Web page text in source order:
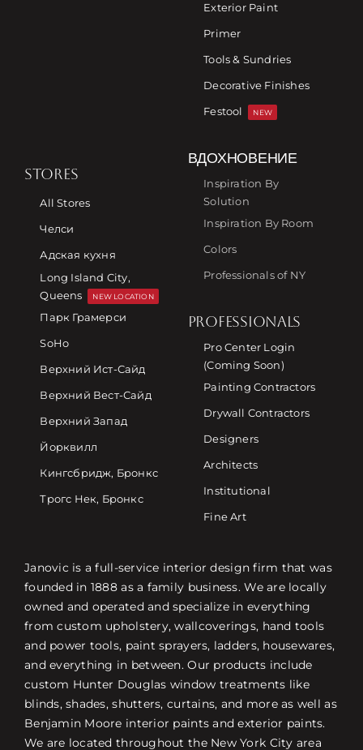
Exterior Paint
Primer
Tools & Sundries
Decorative Finishes
Festool
NEW
STORES
All Stores
Челси
Адская кухня
Long Island City,
Queens
NEW LOCATION
Парк Грамерси
SoHo
Верхний Ист-Сайд
Верхний Вест-Сайд
Верхний Запад
Йорквилл
Кингсбридж, Бронкс
Трогс Нек, Бронкс
ВДОХНОВЕНИЕ
Inspiration By
Solution
Inspiration By Room
Colors
Professionals of NY
PROFESSIONALS
Pro Center Login
(Coming Soon)
Painting Contractors
Drywall Contractors
Designers
Architects
Institutional
Fine Art
Janovic is a full-service interior design firm that was
founded in 1888 as a family business. We are locally
owned and operated and specialize in everything
from custom upholstery, wallcoverings, hand tools
and power tools, paint sprayers, ladders, housewares,
and everything in between. Our products include
custom Hunter Douglas window treatments like
blinds, shades, shutters, curtains, and more as well as
Benjamin Moore interior paints and exterior paints.
We are located throughout the New York City area